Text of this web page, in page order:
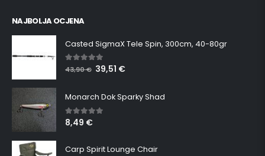
NAJBOLJA OCJENA
Casted SigmaX Tele Spin, 300cm, 40-80gr
5.00out of 5
43,90€ 39,51 €
Monarch Dok Sparky Shad
5.00 out of 5
8,49 €
Carp Spirit Lounge Chair